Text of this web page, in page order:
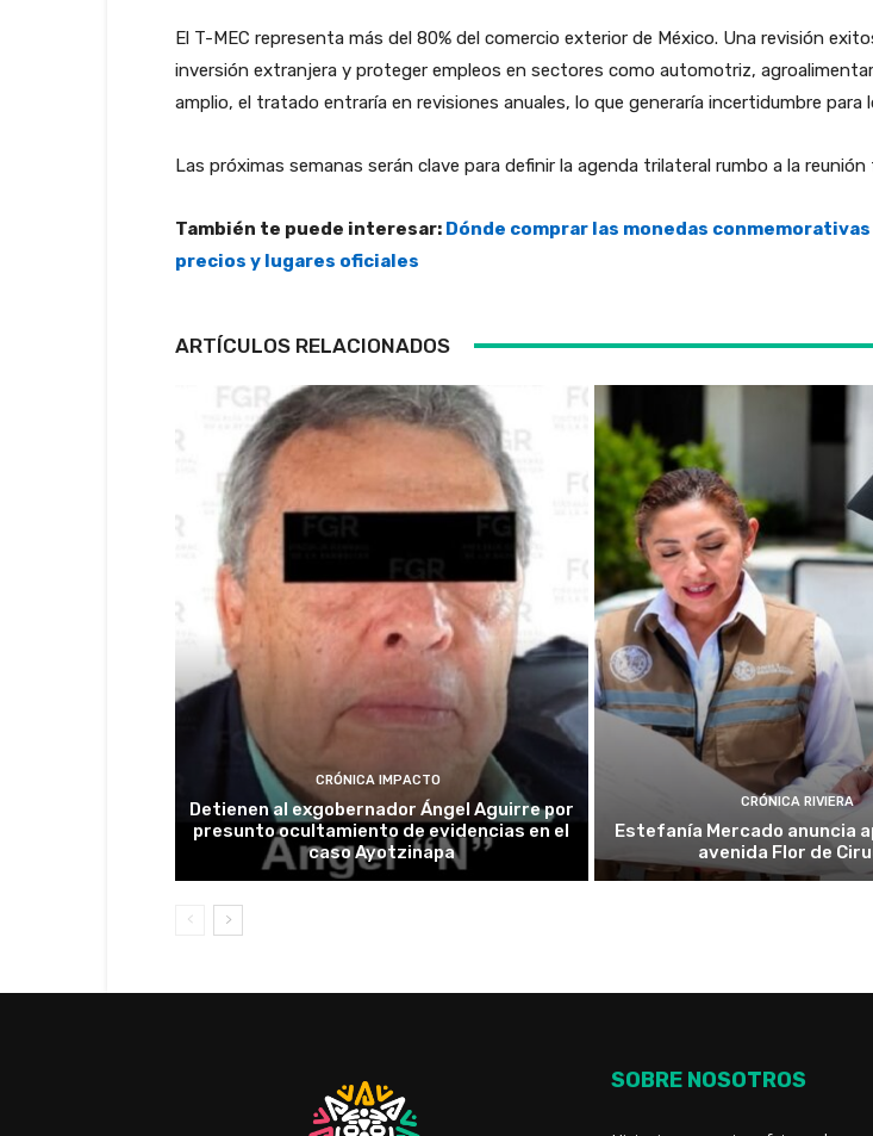
El T-MEC representa más del 80% del comercio exterior de México. Una revisión
inversión extranjera y proteger empleos en sectores como automotriz,
amplio, el tratado entraría en revisiones anuales, lo que generaría incertidumbre para
Las próximas semanas serán clave para definir la agenda trilateral rumbo a la
También te puede interesar: Dónde comprar las monedas
precios y lugares oficiales
ARTÍCULOS RELACIONADOS
CRÓNICA IMPACTO
Detienen al exgobernador Ángel Aguirre por
presunto ocultamiento de evidencias en el
caso Ayotzinapa
CRÓNICA RIVIERA
Estefanía Mercado anuncia
avenida Flor de
SOBRE NOSOTROS